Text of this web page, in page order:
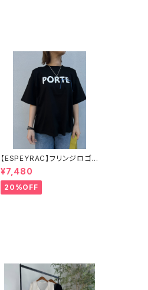
【ESPEYRAC】フリンジロゴプ
リントT 7611006
¥7,480
20%OFF